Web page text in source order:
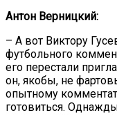
Антон Верницкий:
– А вот Виктору
футбольного
его перестали
он, якобы, не
опытному
готовиться.